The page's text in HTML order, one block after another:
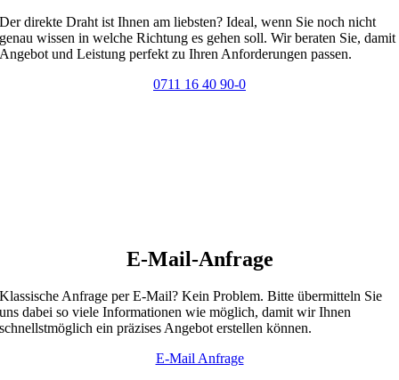
Der direkte Draht ist Ihnen am liebsten? Ideal, wenn Sie noch nicht
genau wissen in welche Richtung es gehen soll. Wir beraten Sie, damit
Angebot und Leistung perfekt zu Ihren Anforderungen passen.
0711 16 40 90-0
E-Mail-Anfrage
Klassische Anfrage per E-Mail? Kein Problem. Bitte übermitteln Sie
uns dabei so viele Informationen wie möglich, damit wir Ihnen
schnellstmöglich ein präzises Angebot erstellen können.
E-Mail Anfrage